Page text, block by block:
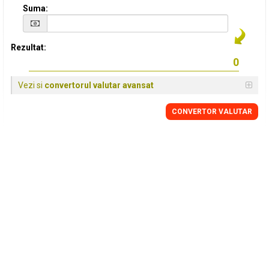
Suma:
Rezultat:
Vezi si convertorul valutar avansat
CONVERTOR VALUTAR